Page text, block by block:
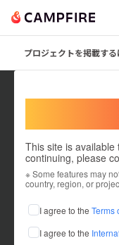
プロジェクトを掲載する
This site is
continuing, please
※ Some features may
country, region, or
I agree to the Terms
I agree to the
これまでに1回支援し
在住国：日本 現在地：